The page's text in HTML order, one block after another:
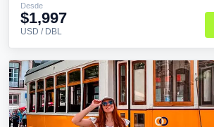
Desde
$1,997
USD / DBL